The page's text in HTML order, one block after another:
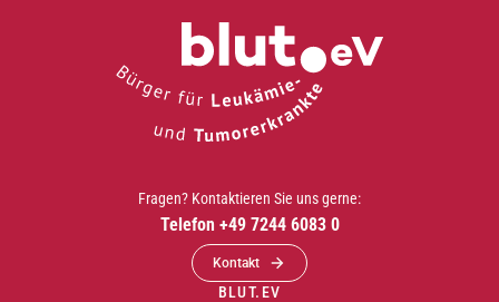
Fragen? Kontaktieren Sie uns gerne:
Telefon +49 7244 6083 0
Kontakt
BLUT.EV